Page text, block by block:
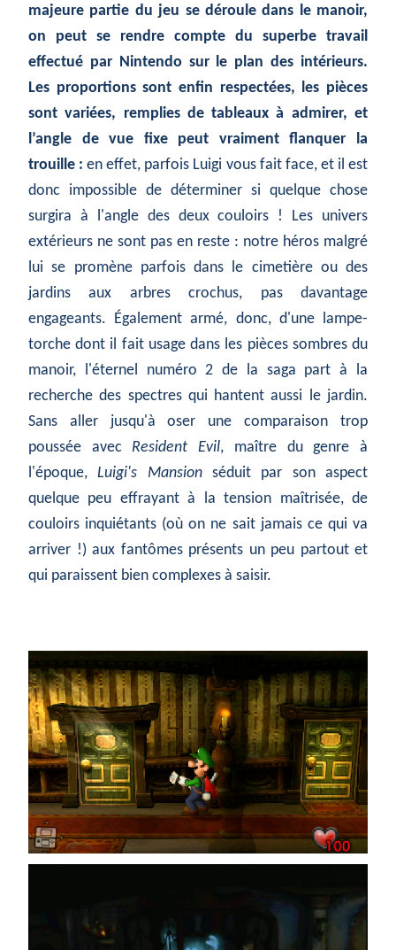
majeure partie du jeu se déroule dans le manoir,
on peut se rendre compte du superbe travail
effectué par Nintendo sur le plan des intérieurs.
Les proportions sont enfin respectées, les pièces
sont variées, remplies de tableaux à admirer, et
l’angle de vue fixe peut vraiment flanquer la
trouille : en effet, parfois Luigi vous fait face, et il est
donc impossible de déterminer si quelque chose
surgira à l'angle des deux couloirs ! Les univers
extérieurs ne sont pas en reste : notre héros malgré
lui se promène parfois dans le cimetière ou des
jardins aux arbres crochus, pas davantage
engageants. Également armé, donc, d'une lampe-
torche dont il fait usage dans les pièces sombres du
manoir, l'éternel numéro 2 de la saga part à la
recherche des spectres qui hantent aussi le jardin.
Sans aller jusqu'à oser une comparaison trop
poussée avec Resident Evil, maître du genre à
l'époque,Luigi's Mansionséduit par son aspect
quelque peu effrayant à la tension maîtrisée, de
couloirs inquiétants (où on ne sait jamais ce qui va
arriver !) aux fantômes présents un peu partout et
qui paraissent bien complexes à saisir.